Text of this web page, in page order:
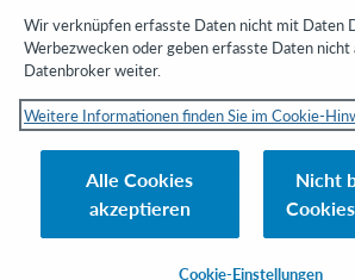
© 2023 OCLC
OCLC, Inc. und verbundenen Unternehmen
Cookie-Hinweis Cookie list and settings
Privacy
Wir verknüpfen erfasste Daten nicht mit Daten
Werbezwecken oder geben erfasste Daten nicht
Datenbroker weiter.
Weitere Informationen finden Sie im Cookie-
Alle Cookies
akzeptieren
Nicht
Cookie-Einstellungen